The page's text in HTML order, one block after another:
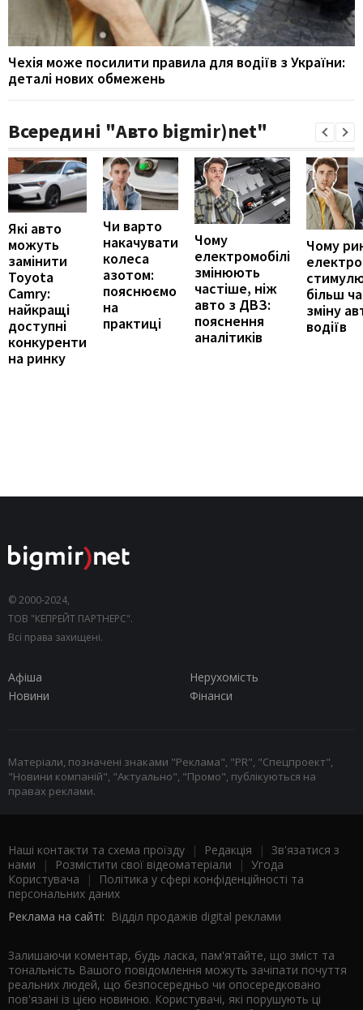
Чехія може посилити правила для водіїв з України:
деталі нових обмежень
Всередині "Авто bigmir)net"
Які авто
можуть
замінити
Toyota
Camry:
найкращі
доступні
конкуренти
на ринку
Чи варто
накачувати
колеса
азотом:
пояснюємо
на
практиці
Чому
електромобілі
змінюють
частіше, ніж
авто з ДВЗ:
пояснення
аналітиків
Чому
більш
зміну
водіїв
© 2000-2024,
ТОВ "КЕПРЕЙТ ПАРТНЕРС".
Всі права захищені.
Афіша
Нерухомість
Новини
Фінанси
Матеріали, позначені знаками "Реклама", "PR", "Спецпроект",
"Новини компаній", "Актуально", "Промо", публікуються на
правах реклами.
Наші контакти та схема проїзду | Редакція | Зв'язатися з
нами | Розмістити свої відеоматеріали | Угода
Користувача |
Політика у сфері конфіденційності та
персональних даних
Реклама на сайті: Відділ продажів digital реклами
Залишаючи коментар, будь ласка, пам'ятайте, що зміст та
тональність Вашого повідомлення можуть зачіпати почуття
реальних людей, що безпосередньо чи опосередковано
пов'язані із цією новиною. Користувачі, які порушують ці